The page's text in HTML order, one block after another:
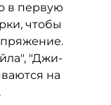
в первую
чтобы
"Джи-
на